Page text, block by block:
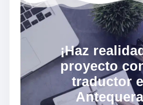
¡Haz
proyecto
traductor